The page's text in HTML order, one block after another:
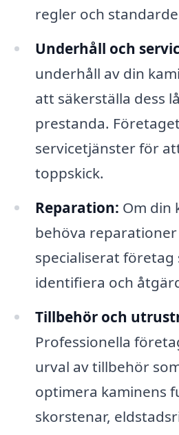
regler och
Underhåll och
underhåll av din
att säkerställa dess
prestanda.
servicetjänster för
toppskick.
Reparation: Om din
behöva
specialiserat företag
identifiera och
Tillbehör och
Professionella
urval av tillbehör
optimera kaminens
skorstenar,